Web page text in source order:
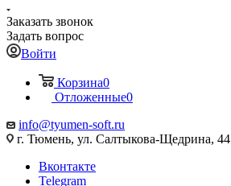
Заказать звонок
Задать вопрос
Войти
Корзина0
Отложенные0
info@tyumen-soft.ru
г. Тюмень, ул. Салтыкова-Щедрина, 44
Вконтакте
Telegram